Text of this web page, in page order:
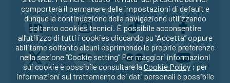
comporterà il permanere delle impostazioni di default e
dunque la continuazione della navigazione utilizzando
soltanto cookies tecnici. È possibile acconsentire
all’utilizzo di tutti i cookies cliccando su “Accetta” oppure
abilitarne soltanto alcuni esprimendo le proprie preferenze
nella sezione “Cookie setting” Per maggiori informazioni
sui cookie è possibile consultare la Cookie Policy; per
informazioni sul trattamento dei dati personali è possibile